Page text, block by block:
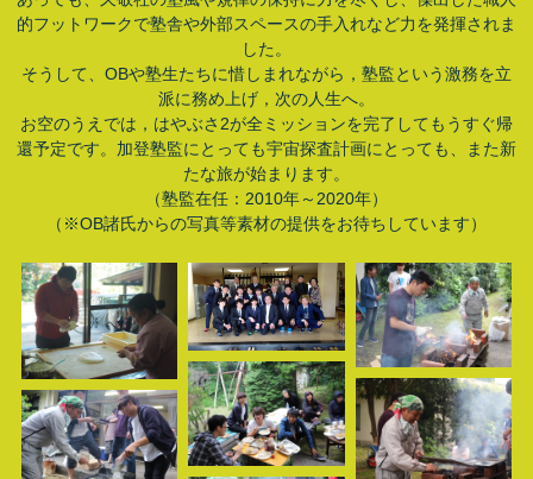
的フットワークで塾舎や外部スペースの手入れなど力を発揮されま
した。
そうして、OBや塾生たちに惜しまれながら，塾監という激務を立
派に務め上げ，次の人生へ。
お空のうえでは，はやぶさ2が全ミッションを完了してもうすぐ帰
還予定です。加登塾監にとっても宇宙探査計画にとっても、また新
たな旅が始まります。
（塾監在任：2010年～2020年）
（※OB諸氏からの写真等素材の提供をお待ちしています）